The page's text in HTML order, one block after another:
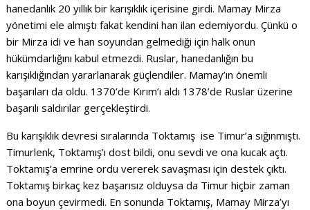
hanedanlık 20 yıllık bir karışıklık içerisine girdi. Mamay Mirza
yönetimi ele almıştı fakat kendini han ilan edemiyordu. Çünkü o
bir Mirza idi ve han soyundan gelmediği için halk onun
hükümdarlığını kabul etmezdi. Ruslar, hanedanlığın bu
karışıklığından yararlanarak güçlendiler. Mamay’ın önemli
başarıları da oldu. 1370’de Kırım’ı aldı 1378’de Ruslar üzerine
başarılı saldırılar gerçekleştirdi.
Bu karışıklık devresi sıralarında Toktamış ise Timur’a sığınmıştı.
Timurlenk, Toktamış’ı dost bildi, onu sevdi ve ona kucak açtı.
Toktamış’a emrine ordu vererek savaşması için destek çıktı.
Toktamış birkaç kez başarısız olduysa da Timur hiçbir zaman
ona boyun çevirmedi. En sonunda Toktamış, Mamay Mirza’yı